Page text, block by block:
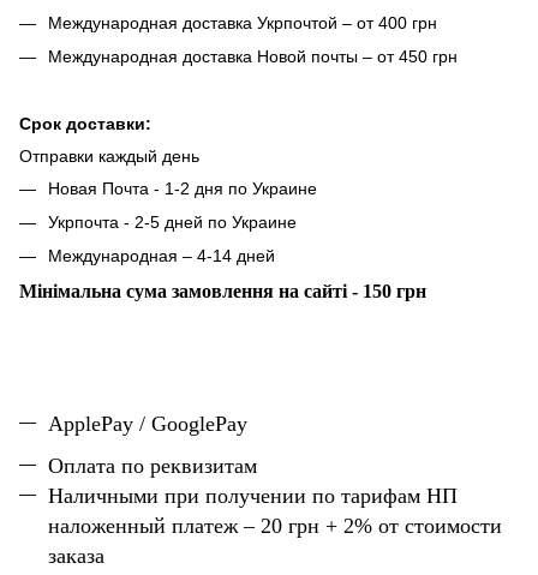
Международная доставка Укрпочтой – от 400 грн
Международная доставка Новой почты – от 450 грн
Срок доставки:
Отправки каждый день
Новая Почта - 1-2 дня по Украине
Укрпочта - 2-5 дней по Украине
Международная – 4-14 дней
Мінімальна сума замовлення на сайті - 150 грн
ApplePay / GooglePay
Оплата по реквизитам
Наличными при получении по тарифам НП
наложенный платеж – 20 грн + 2% от стоимости
заказа